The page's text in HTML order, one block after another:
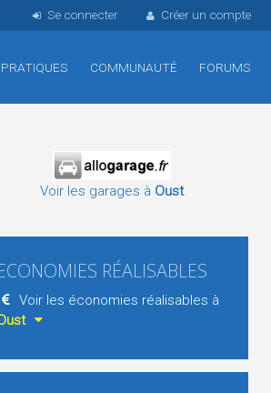
Se connecter Créer un compte
COMMUNAUTÉ FORUMS
Voir les garages à Oust
RÉALISABLES
Voir les économies réalisables à